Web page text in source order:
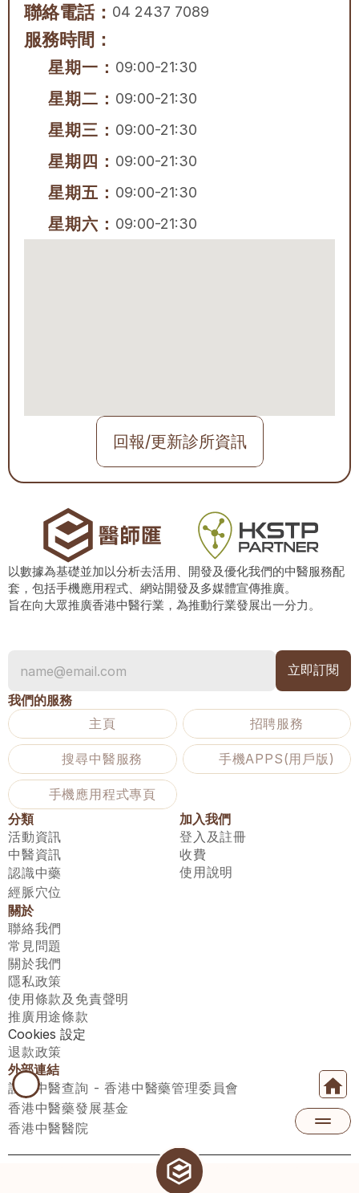
聯絡電話： 04 2437 7089
服務時間：
星期一： 09:00-21:30
星期二： 09:00-21:30
星期三： 09:00-21:30
星期四： 09:00-21:30
星期五： 09:00-21:30
星期六： 09:00-21:30
回報/更新診所資訊
以數據為基礎並加以分析去活用、開發及優化我們的中醫服務配
套，包括手機應用程式、網站開發及多媒體宣傳推廣。
旨在向大眾推廣香港中醫行業，為推動行業發展出一分力。
我們的服務
主頁
招聘服務
搜尋中醫服務 手機APPS(用戶版)
手機應用程式專頁
分類
活動資訊
中醫資訊
認識中藥
經脈穴位
加入我們
登入及註冊
收費
使用說明
關於
聯絡我們
常見問題
關於我們
隱私政策
使用條款及免責聲明
推廣用途條款
Cookies 設定
退款政策
外部連結
註冊中醫查詢 - 香港中醫藥管理委員會
香港中醫藥發展基金
香港中醫醫院
醫師匯有限公司 ECWAY LIMITED Copyright 2026© All rights